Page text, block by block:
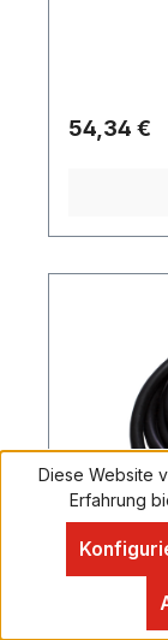
Regulärer
54,34 €
Neutrik
3G1.5mm
Diese Website
Erfahrung